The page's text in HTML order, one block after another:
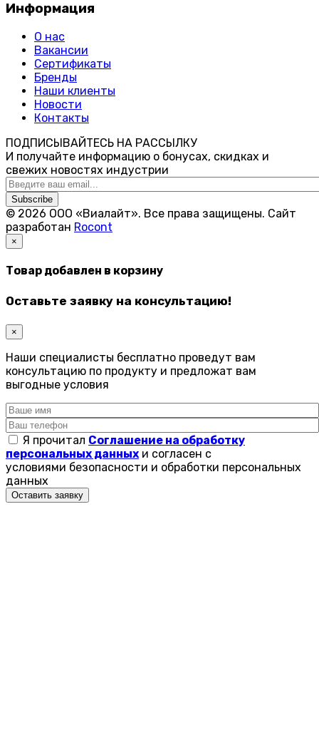
Информация
О нас
Вакансии
Сертификаты
Бренды
Наши клиенты
Новости
Контакты
ПОДПИСЫВАЙТЕСЬ НА РАССЫЛКУ
И получайте информацию о бонусах, скидках и
свежих новостях индустрии
Subscribe
© 2026 ООО «Виалайт». Все права защищены. Cайт
разработан Rocont
×
Товар добавлен в корзину
Оставьте заявку на консультацию!
×
Наши специалисты бесплатно проведут вам
консультацию по продукту и предложат вам
выгодные условия
Я прочитал Соглашение на обработку
персональных данных и согласен с
условиями безопасности и обработки персональных
данных
Оставить заявку